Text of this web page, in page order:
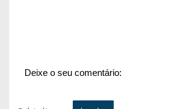
Deixe o seu comentário: